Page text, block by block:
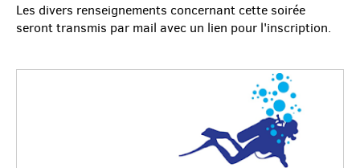
Les divers renseignements concernant cette soirée
seront transmis par mail avec un lien pour l'inscription.